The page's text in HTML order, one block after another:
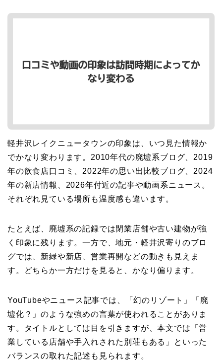
軽井沢レイクニュータウンの印象は、いつ見た情報か
でかなり変わります。2010年代の廃墟系ブログ、2019
年の飲食店口コミ、2022年の思い出比較ブログ、2024
年の新店情報、2026年付近の記事や動画系ニュース。
それぞれ見ている場所も温度感も違います。
たとえば、廃墟系の記録では閉業店舗や古い建物が強
く印象に残ります。一方で、地元・軽井沢寄りのブロ
グでは、新緑や新店、営業再開などの動きも見えま
す。どちらか一方だけを見ると、かなり偏ります。
YouTubeやニュース記事では、「幻のリゾート」「廃
墟化？」のような強めの言葉が使われることがありま
す。タイトルとしては目を引きますが、本文では「営
業している店舗や手入れされた別荘もある」といった
バランスの取れた記述も見られます。